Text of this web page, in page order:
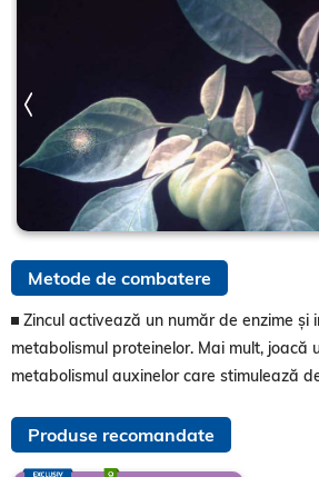
Metode de combatere
Zincul activează un număr de enzime și
metabolismul proteinelor. Mai mult, joacă
metabolismul auxinelor care stimulează
Produse recomandate